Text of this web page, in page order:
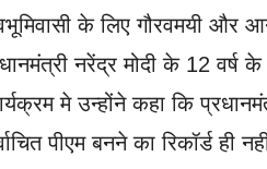
के लिए गौरवमयी और
नरेंद्र मोदी के 12 वर्ष
मे उन्होंने कहा कि
पीएम बनने का रिकॉर्ड ही